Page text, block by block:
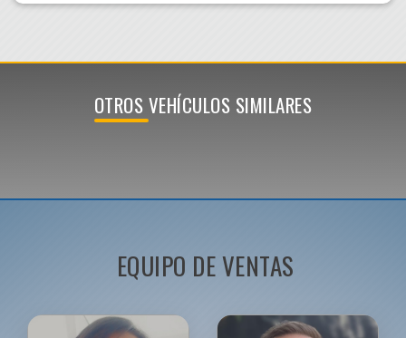
OTROS VEHÍCULOS SIMILARES
EQUIPO DE VENTAS